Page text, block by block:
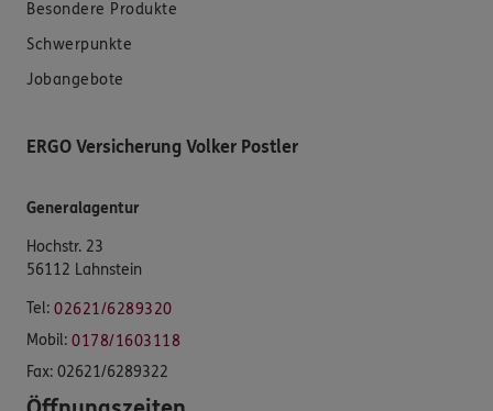
Besondere Produkte
Schwerpunkte
Jobangebote
ERGO Versicherung Volker Postler
Generalagentur
Hochstr. 23
56112 Lahnstein
Tel: 02621/6289320
Mobil: 0178/1603118
Fax: 02621/6289322